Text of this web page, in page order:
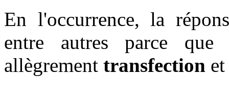
En l'occurrence, la
entre autres parce
allègrement transfection